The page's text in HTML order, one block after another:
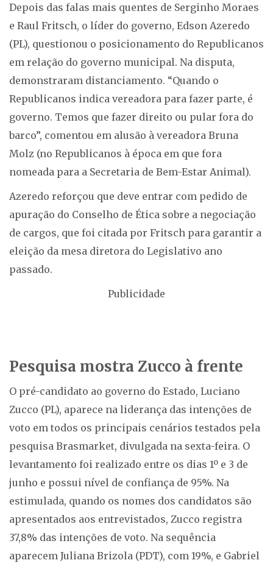
Depois das falas mais quentes de Serginho Moraes
e Raul Fritsch, o líder do governo, Edson Azeredo
(PL), questionou o posicionamento do Republicanos
em relação do governo municipal. Na disputa,
demonstraram distanciamento. “Quando o
Republicanos indica vereadora para fazer parte, é
governo. Temos que fazer direito ou pular fora do
barco”, comentou em alusão à vereadora Bruna
Molz (no Republicanos à época em que fora
nomeada para a Secretaria de Bem-Estar Animal).
Azeredo reforçou que deve entrar com pedido de
apuração do Conselho de Ética sobre a negociação
de cargos, que foi citada por Fritsch para garantir a
eleição da mesa diretora do Legislativo ano
passado.
Publicidade
Pesquisa mostra Zucco à frente
O pré-candidato ao governo do Estado, Luciano
Zucco (PL), aparece na liderança das intenções de
voto em todos os principais cenários testados pela
pesquisa Brasmarket, divulgada na sexta-feira. O
levantamento foi realizado entre os dias 1º e 3 de
junho e possui nível de confiança de 95%. Na
estimulada, quando os nomes dos candidatos são
apresentados aos entrevistados, Zucco registra
37,8% das intenções de voto. Na sequência
aparecem Juliana Brizola (PDT), com 19%, e Gabriel